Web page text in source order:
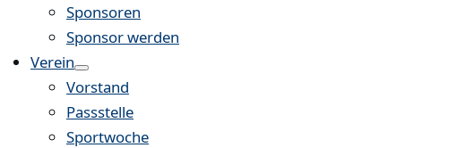
Sponsoren
Sponsor werden
Verein
Vorstand
Passstelle
Sportwoche